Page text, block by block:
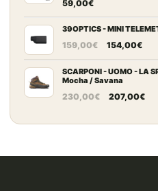
59,00€
39OPTICS - MINI
159,00€
Il
originale
era:
159,00€.
154,00€Il
SCARPONI - UOMO - LA
Mocha / Savana
230,00€
Il
originale
207,00€Il